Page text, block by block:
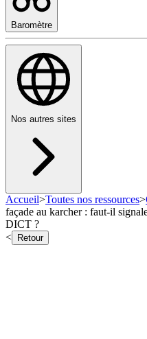
Baromètre
Nos autres sites
Accueil>Toutes nos ressources>
façade au karcher : faut-il
DICT ?
<
Retour